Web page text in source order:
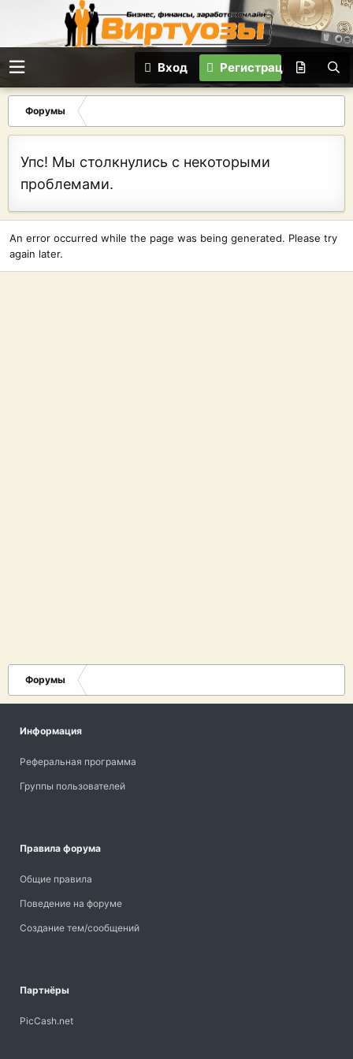
Вход Регистрация
Форумы
Упс! Мы столкнулись с некоторыми
проблемами.
An error occurred while the page was being generated. Please try
again later.
Форумы
Информация
Реферальная программа
Группы пользователей
Правила форума
Общие правила
Поведение на форуме
Создание тем/сообщений
Партнёры
PicCash.net